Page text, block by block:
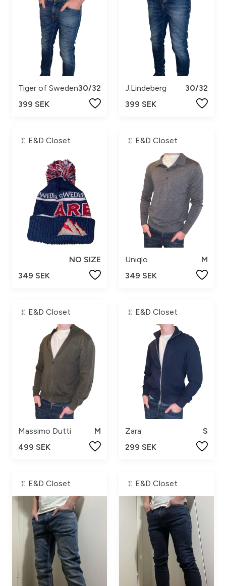
Tiger of Sweden30/32
399 SEK
J.Lindeberg
30/32
399 SEK
E&D Closet
NO SIZE
349 SEK
E&D Closet
Uniqlo
M
349 SEK
E&D Closet
Massimo Dutti
M
499 SEK
E&D Closet
Zara
S
299 SEK
E&D Closet E&D Closet